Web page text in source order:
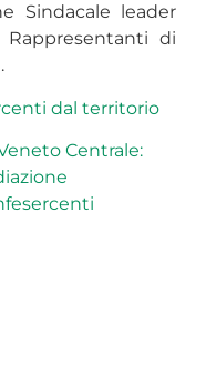
Sindacale leader
di
dal territorio
Centrale: